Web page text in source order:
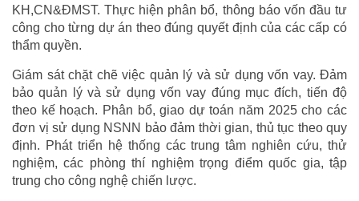
KH,CN&ĐMST. Thực hiện phân bổ, thông báo vốn đầu tư
công cho từng dự án theo đúng quyết định của các cấp có
thẩm quyền.
Giám sát chặt chẽ việc quản lý và sử dụng vốn vay. Đảm
bảo quản lý và sử dụng vốn vay đúng mục đích, tiến độ
theo kế hoạch. Phân bổ, giao dự toán năm 2025 cho các
đơn vị sử dụng NSNN bảo đảm thời gian, thủ tục theo quy
định. Phát triển hệ thống các trung tâm nghiên cứu, thử
nghiệm, các phòng thí nghiệm trọng điểm quốc gia, tập
trung cho công nghệ chiến lược.